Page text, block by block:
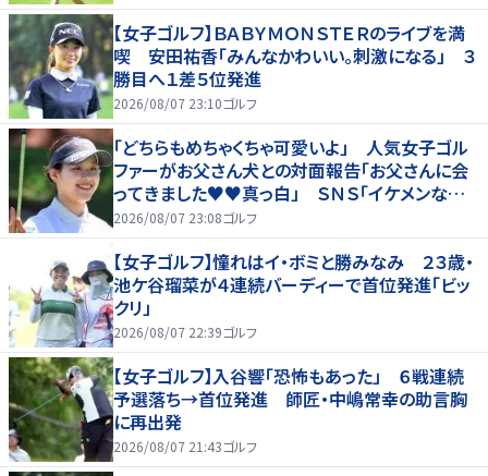
【女子ゴルフ】ＢＡＢＹＭＯＮＳＴＥＲのライブを満
喫 安田祐香「みんなかわいい。刺激になる」 ３
勝目へ１差５位発進
2026/08/07 23:10ゴルフ
「どちらもめちゃくちゃ可愛いよ」 人気女子ゴル
ファーがお父さん犬との対面報告「お父さんに会
ってきました♥♥真っ白」 ＳＮＳ「イケメンなお
父さん」「白戸家入りするんですか？」
2026/08/07 23:08ゴルフ
【女子ゴルフ】憧れはイ・ボミと勝みなみ ２３歳・
池ケ谷瑠菜が４連続バーディーで首位発進「ビッ
クリ」
2026/08/07 22:39ゴルフ
【女子ゴルフ】入谷響「恐怖もあった」 ６戦連続
予選落ち→首位発進 師匠・中嶋常幸の助言胸
に再出発
2026/08/07 21:43ゴルフ